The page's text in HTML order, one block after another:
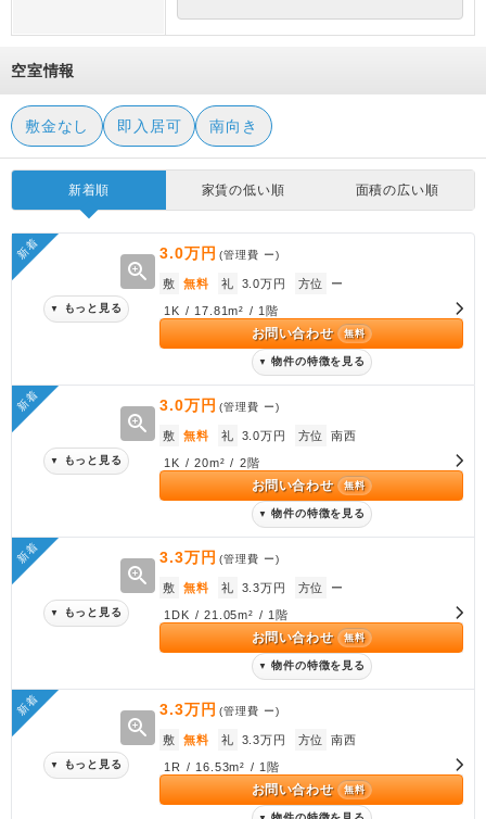
空室情報
敷金なし 即入居可 南向き
新着順 家賃の低い順 面積の広い順
新着
zoom_in
▼ もっと見る
3.0万円 (管理費 ー)
敷 無料 礼 3.0万円 方位 ー
1K / 17.81m² / 1階
お問い合わせ 無料
▼ 物件の特徴を見る
新着
zoom_in
▼ もっと見る
3.0万円 (管理費 ー)
敷 無料 礼 3.0万円 方位 南西
1K / 20m² / 2階
お問い合わせ 無料
▼ 物件の特徴を見る
新着
zoom_in
▼ もっと見る
3.3万円 (管理費 ー)
敷 無料 礼 3.3万円 方位 ー
1DK / 21.05m² / 1階
お問い合わせ 無料
▼ 物件の特徴を見る
新着
zoom_in
▼ もっと見る
3.3万円 (管理費 ー)
敷 無料 礼 3.3万円 方位 南西
1R / 16.53m² / 1階
お問い合わせ 無料